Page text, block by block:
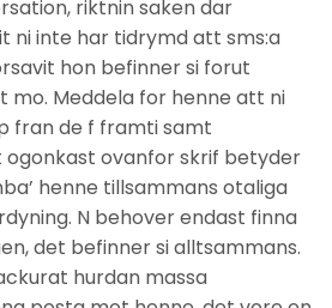
riktnin saken dar
ni inte har tidrymd att sms:a
hon befinner si forut
mo. Meddela for henne att ni
fran de f framti samt
ovanfor skrif betyder
henne tillsammans otaliga
N behover endast finna
det befinner si alltsammans.
hurdan massa